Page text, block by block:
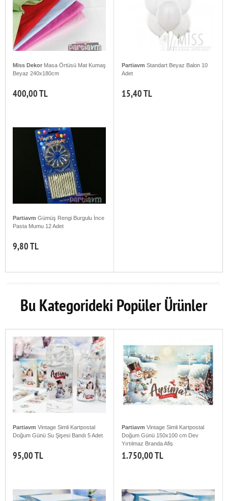
Miss Dekor Masa Örtüsü Mat Kumaş
Beyaz 240x180cm
400,00 TL
Partiavm Standart Beyaz Balon 10
Adet
15,40 TL
Partiavm Gümüş Rengi Burgulu İnce
Pasta Mumu 12 Adet
9,80 TL
Bu Kategorideki Popüler Ürünler
Partiavm Vintage Simli Kartpostal
Doğum Günü Su Şişesi Bandı 5 Adet
95,00 TL
Partiavm Vintage Simli Kartpostal
Doğum Günü 150x100 cm Dev
Yırtılmaz Branda Afiş
1.750,00 TL